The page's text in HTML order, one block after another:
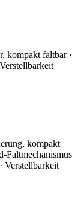
kompakt faltbar ·
kompakt
Faltmechanismus
Verstellbarkeit